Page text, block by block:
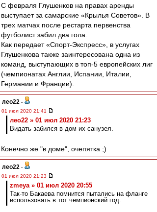
С февраля Глушенков на правах аренды
выступает за самарские «Крылья Советов». В
трех матчах после рестарта первенства
футболист забил два гола.
Как передает «Спорт-Экспресс», в услугах
Глушенкова также заинтересована одна из
команд, выступающих в топ-5 европейских лиг
(чемпионатах Англии, Испании, Италии,
Германии и Франции).
лео22 -
01 июл 2020 21:41
лео22 » 01 июл 2020 21:23
Видать забился в дом их санузел.
Конечно же "в доме", очепятка ;)
лео22 -
01 июл 2020 21:23
zmeya » 01 июл 2020 20:55
Так-то Бакаева помнится пытались на фланге
использовать в тот чемпионский год.